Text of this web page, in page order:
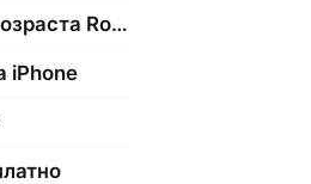
Подтверждение возраста Roblox
iPhone